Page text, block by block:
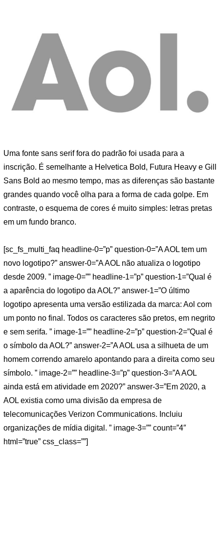
Uma fonte sans serif fora do padrão foi usada para a
inscrição. É semelhante a Helvetica Bold, Futura Heavy e Gill
Sans Bold ao mesmo tempo, mas as diferenças são bastante
grandes quando você olha para a forma de cada golpe. Em
contraste, o esquema de cores é muito simples: letras pretas
em um fundo branco.
[sc_fs_multi_faq headline-0=”p” question-0=”A AOL tem um
novo logotipo?” answer-0=”A AOL não atualiza o logotipo
desde 2009. ” image-0=”” headline-1=”p” question-1=”Qual é
a aparência do logotipo da AOL?” answer-1=”O último
logotipo apresenta uma versão estilizada da marca: Aol com
um ponto no final. Todos os caracteres são pretos, em negrito
e sem serifa. ” image-1=”” headline-2=”p” question-2=”Qual é
o símbolo da AOL?” answer-2=”A AOL usa a silhueta de um
homem correndo amarelo apontando para a direita como seu
símbolo. ” image-2=”” headline-3=”p” question-3=”A AOL
ainda está em atividade em 2020?” answer-3=”Em 2020, a
AOL existia como uma divisão da empresa de
telecomunicações Verizon Communications. Incluiu
organizações de mídia digital. ” image-3=”” count=”4″
html=”true” css_class=””]